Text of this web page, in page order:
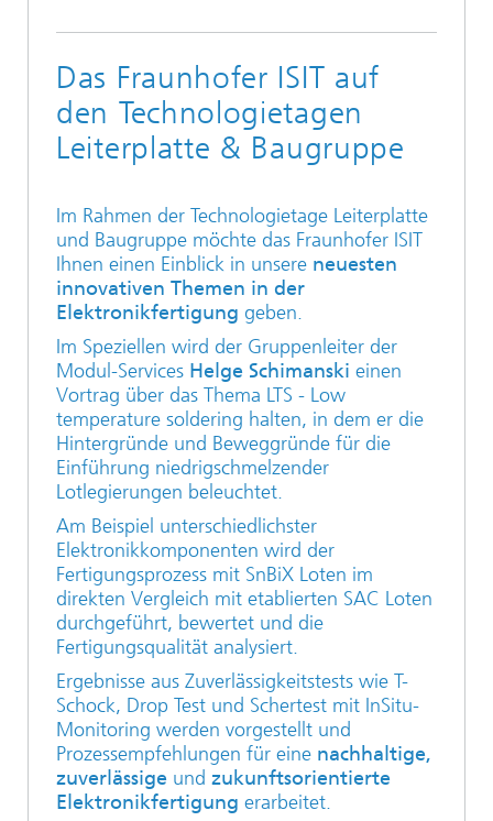
Das Fraunhofer ISIT auf
den Technologietagen
Leiterplatte & Baugruppe
Im Rahmen der Technologietage Leiterplatte
und Baugruppe möchte das Fraunhofer ISIT
Ihnen einen Einblick in unsere neuesten
innovativen Themen in der
Elektronikfertigung geben.
Im Speziellen wird der Gruppenleiter der
Modul-Services Helge Schimanski einen
Vortrag über das Thema LTS - Low
temperature soldering halten, in dem er die
Hintergründe und Beweggründe für die
Einführung niedrigschmelzender
Lotlegierungen beleuchtet.
Am Beispiel unterschiedlichster
Elektronikkomponenten wird der
Fertigungsprozess mit SnBiX Loten im
direkten Vergleich mit etablierten SAC Loten
durchgeführt, bewertet und die
Fertigungsqualität analysiert.
Ergebnisse aus Zuverlässigkeitstests wie T-
Schock, Drop Test und Schertest mit InSitu-
Monitoring werden vorgestellt und
Prozessempfehlungen für eine nachhaltige,
zuverlässige und zukunftsorientierte
Elektronikfertigung erarbeitet.